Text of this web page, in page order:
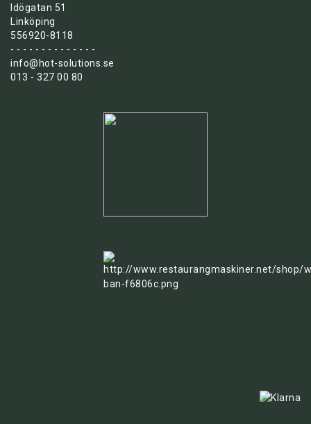
Idögatan 51
Linköping
556920-8118
- - - - - - - - - - - - - -
info@hot-solutions.se
013 - 327 00 80